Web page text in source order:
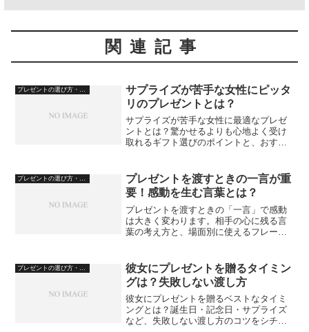
関連記事
プレゼントの選び方・心理
サプライズが苦手な女性にピッタ
リのプレゼントとは？
サプライズが苦手な女性に最適なプレゼ
ントとは？驚かせるよりも心地よく受け
取れるギフト選びのポイントと、おすす
プレゼントの選び方・心理
プレゼントを渡すときの一言が重
要！感動を生む言葉とは？
プレゼントを渡すときの「一言」で感動
は大きく変わります。相手の心に残る言
葉の考え方と、場面別に使えるフレーズ
彼女にプレゼントを贈るタイミン
グは？失敗しない渡し方
彼女にプレゼントを贈るベストなタイミ
ングとは？誕生日・記念日・サプライズ
など、失敗しない渡し方のコツをシチュ